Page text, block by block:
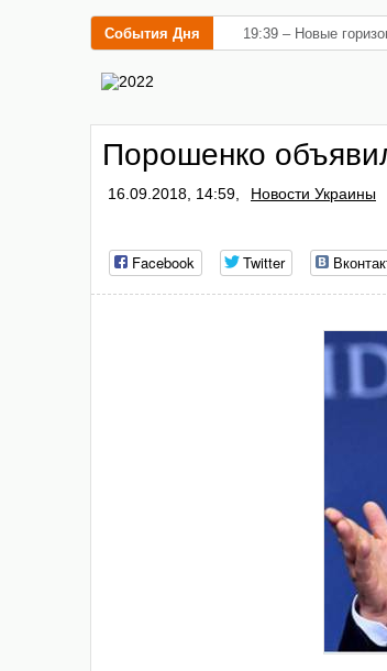
События Дня 19:39 – Новые
Порошенко
16.09.2018, 14:59, Новости Украины
Facebook Twitter